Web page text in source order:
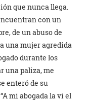
que nunca llega.
con un
de un abuso de
una mujer agredida
durante los
una paliza, me
enteró de su
mi abogada la vi el